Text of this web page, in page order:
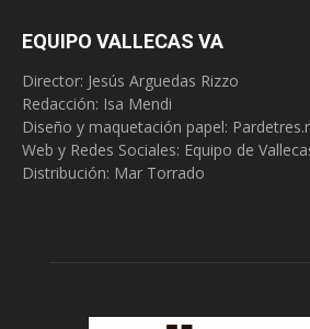
EQUIPO VALLECAS VA
Director: Jesús Arguedas Rizzo
Redacción: Isa Mendi
Diseño y maquetación papel:
Web y Redes Sociales: Equipo de
Distribución: Mar Torrado